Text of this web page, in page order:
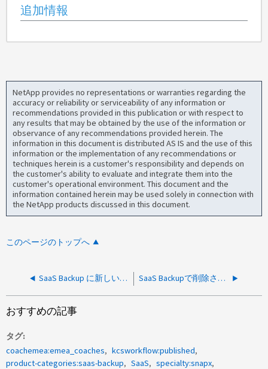
追加情報
NetApp provides no representations or warranties regarding the
accuracy or reliability or serviceability of any information or
recommendations provided in this publication or with respect to
any results that may be obtained by the use of the information or
observance of any recommendations provided herein. The
information in this document is distributed AS IS and the use of this
information or the implementation of any recommendations or
techniques herein is a customer's responsibility and depends on
the customer's ability to evaluate and integrate them into the
customer's operational environment. This document and the
information contained herein may be used solely in connection with
the NetApp products discussed in this document.
このページのトップへ
SaaS Backup に新しいユーザアカウントを追加するタスクを自動化できますか。 SaaS Backupで削除されたユーザのPSTsをリカバリすることはできません
おすすめの記事
タグ
coachemea:emea_coaches
kcsworkflow:published
product-categories:saas-backup
SaaS
specialty:snapx